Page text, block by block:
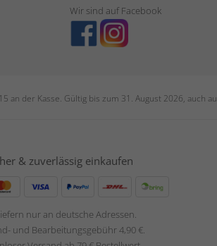
Wir sind auf Facebook
an der Kasse. Gültig bis zum 31. August 2026, auch
& zuverlässig einkaufen
nur an deutsche Adressen.
und Bearbeitungsgebühr 4,90 €.